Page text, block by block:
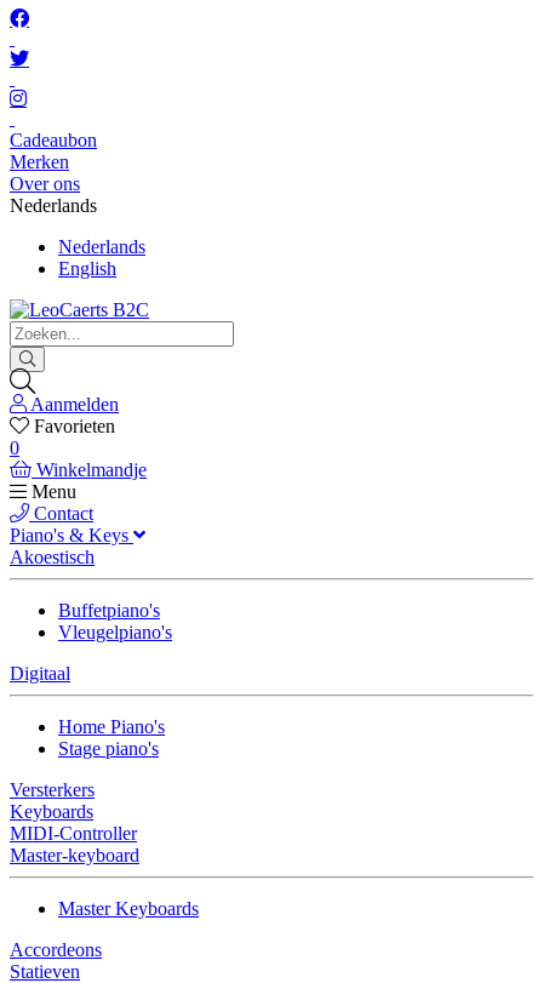
Cadeaubon
Merken
Over ons
Nederlands
Nederlands
English
Aanmelden
Favorieten
0
Winkelmandje
Menu
Contact
Piano's & Keys
Akoestisch
Buffetpiano's
Vleugelpiano's
Digitaal
Home Piano's
Stage piano's
Versterkers
Keyboards
MIDI-Controller
Master-keyboard
Master Keyboards
Accordeons
Statieven